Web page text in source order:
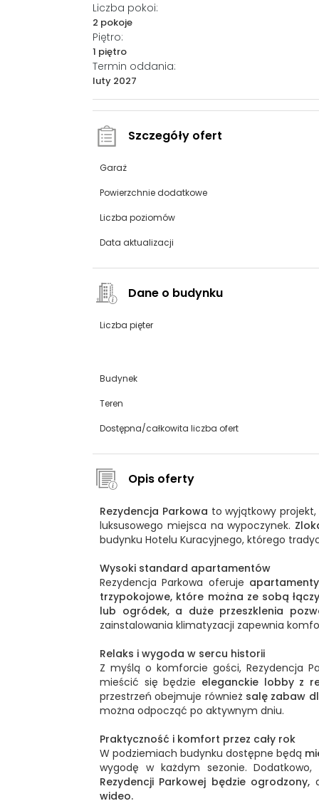
Liczba pokoi:
2 pokoje
Piętro:
1 piętro
Termin oddania:
luty 2027
Szczegóły ofert
Garaż
Powierzchnie dodatkowe
Liczba poziomów
Data aktualizacji
Dane o budynku
Liczba pięter
Budynek
Teren
Dostępna/całkowita liczba ofert
Opis oferty
Rezydencja Parkowa to wyjątkowy
luksusowego miejsca na wypoczynek.
budynku Hotelu Kuracyjnego, którego
Wysoki standard apartamentów
Rezydencja Parkowa oferuje
trzypokojowe, które można ze sobą
lub ogródek, a duże przeszklenia
zainstalowania klimatyzacji zapewnia
Relaks i wygoda w sercu historii
Z myślą o komforcie gości, Rezydencja
mieścić się będzie eleganckie lobby z
przestrzeń obejmuje również salę zabaw
można odpocząć po aktywnym dniu.
Praktyczność i komfort przez cały rok
W podziemiach budynku dostępne będą
wygodę w każdym sezonie.
Rezydencji Parkowej będzie ogrodzony,
wideo.